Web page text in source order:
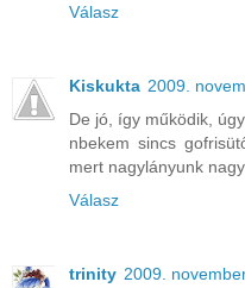
Válasz
Kiskukta 2009.
De jó, így működik,
nbekem sincs
mert nagylányunk
Válasz
trinity 2009.